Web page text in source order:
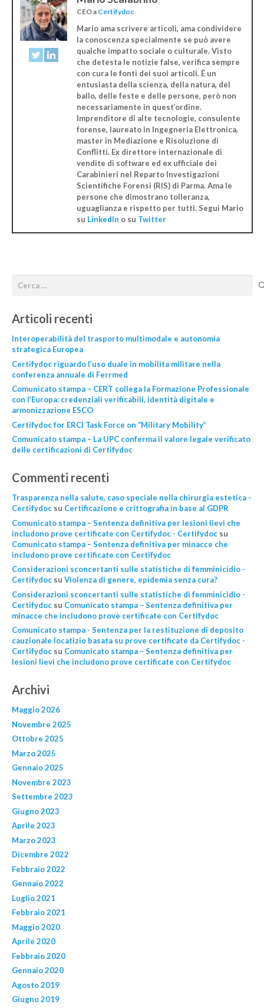
CEOa Certifydoc
Mario ama scrivere articoli, ama condividere
la conoscenza specialmente se può avere
qualche impatto sociale o culturale. Visto
che detesta le notizie false, verifica sempre
con cura le fonti dei suoi articoli. È un
entusiasta della scienza, della natura, del
ballo, delle feste e delle persone, però non
necessariamente in quest’ordine.
Imprenditore di alte tecnologie, consulente
forense, laureato in Ingegneria Elettronica,
master in Mediazione e Risoluzione di
Conflitti. Ex direttore internazionale di
vendite di software ed ex ufficiale dei
Carabinieri nel Reparto Investigazioni
Scientifiche Forensi (RIS) di Parma. Ama le
persone che dimostrano tolleranza,
uguaglianza e rispetto per tutti. Segui Mario
su LinkedIn o su Twitter
Articoli recenti
Interoperabilità del trasporto multimodale e autonomia
strategica Europea
Certifydoc riguardo l’uso duale in mobilita militare nella
conferenza annuale di Ferrmed
Comunicato stampa – CERT collega la Formazione Professionale
con l’Europa: credenziali verificabili, identità digitale e
armonizzazione ESCO
Certifydoc for ERCI Task Force on “Military Mobility”
Comunicato stampa – La UPC conferma il valore legale verificato
delle certificazioni di Certifydoc
Commenti recenti
Trasparenza nella salute, caso speciale nella chirurgia estetica -
Certifydocsu Certificazione e crittografia in base al GDPR
Comunicato stampa – Sentenza definitiva per lesioni lievi che
includono prove certificate con Certifydoc - Certifydocsu
Comunicato stampa – Sentenza definitiva per minacce che
includono prove certificate con Certifydoc
Considerazioni sconcertanti sulle statistiche di femminicidio -
Certifydocsu Violenza di genere, epidemìa senza cura?
Considerazioni sconcertanti sulle statistiche di femminicidio -
Certifydocsu Comunicato stampa – Sentenza definitiva per
minacce che includono prove certificate con Certifydoc
Comunicato stampa - Sentenza per la restituzione di deposito
cauzionale locatizio basata su prove certificate da Certifydoc -
Certifydocsu Comunicato stampa – Sentenza definitiva per
lesioni lievi che includono prove certificate con Certifydoc
Archivi
Maggio 2026
Novembre 2025
Ottobre 2025
Marzo 2025
Gennaio 2025
Novembre 2023
Settembre 2023
Giugno 2023
Aprile 2023
Marzo 2023
Dicembre 2022
Febbraio 2022
Gennaio 2022
Luglio 2021
Febbraio 2021
Maggio 2020
Aprile 2020
Febbraio 2020
Gennaio 2020
Agosto 2019
Giugno 2019